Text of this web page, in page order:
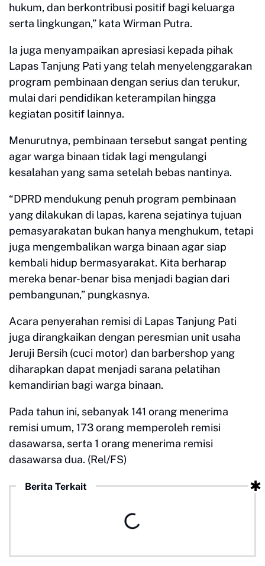
hukum, dan berkontribusi positif bagi keluarga
serta lingkungan,” kata Wirman Putra.
Ia juga menyampaikan apresiasi kepada pihak
Lapas Tanjung Pati yang telah menyelenggarakan
program pembinaan dengan serius dan terukur,
mulai dari pendidikan keterampilan hingga
kegiatan positif lainnya.
Menurutnya, pembinaan tersebut sangat penting
agar warga binaan tidak lagi mengulangi
kesalahan yang sama setelah bebas nantinya.
“DPRD mendukung penuh program pembinaan
yang dilakukan di lapas, karena sejatinya tujuan
pemasyarakatan bukan hanya menghukum, tetapi
juga mengembalikan warga binaan agar siap
kembali hidup bermasyarakat. Kita berharap
mereka benar-benar bisa menjadi bagian dari
pembangunan,” pungkasnya.
Acara penyerahan remisi di Lapas Tanjung Pati
juga dirangkaikan dengan peresmian unit usaha
Jeruji Bersih (cuci motor) dan barbershop yang
diharapkan dapat menjadi sarana pelatihan
kemandirian bagi warga binaan.
Pada tahun ini, sebanyak 141 orang menerima
remisi umum, 173 orang memperoleh remisi
dasawarsa, serta 1 orang menerima remisi
dasawarsa dua. (Rel/FS)
Berita Terkait